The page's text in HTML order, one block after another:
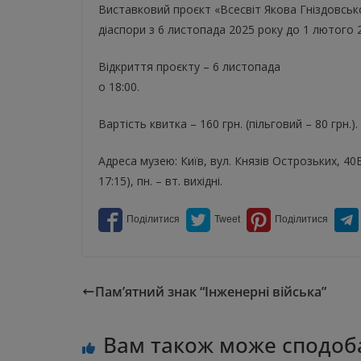
Виставковий проєкт «Всесвіт Якова
діаспори з 6 листопада 2025 року до 1 лютого
Відкриття проєкту – 6 листопада
о 18:00.
Вартість квитка – 160 грн. (пільговий – 80 грн.).
Адреса музею: Київ, вул. Князів Острозьких,
17:15), пн. – вт. вихідні.
Пам’ятний знак “Інженерні війська”
Вам також може